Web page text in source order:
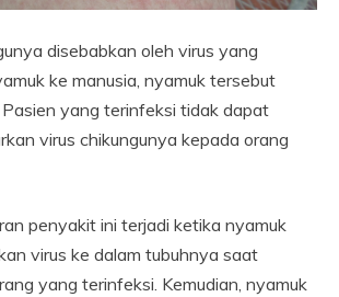
disebabkan oleh virus yang
ke manusia, nyamuk tersebut
yang terinfeksi tidak dapat
virus chikungunya kepada orang
penyakit ini terjadi ketika nyamuk
virus ke dalam tubuhnya saat
yang terinfeksi. Kemudian, nyamuk